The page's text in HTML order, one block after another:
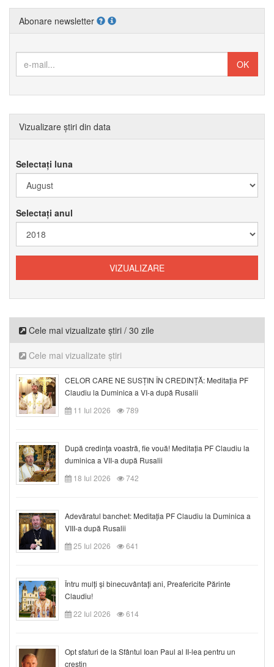
Abonare newsletter
Vizualizare știri din data
Selectați luna
Selectați anul
Cele mai vizualizate știri / 30 zile
Cele mai vizualizate știri
CELOR CARE NE SUSȚIN ÎN CREDINȚĂ: Meditația PF
Claudiu la Duminica a VI-a după Rusalii
11 Iul 2026
789
După credinţa voastră, fie vouă! Meditația PF Claudiu la
duminica a VII-a după Rusalii
18 Iul 2026
742
Adevăratul banchet: Meditația PF Claudiu la Duminica a
VIII-a după Rusalii
25 Iul 2026
641
Întru mulți și binecuvântați ani, Preafericite Părinte
Claudiu!
22 Iul 2026
614
Opt sfaturi de la Sfântul Ioan Paul al II-lea pentru un
creștin